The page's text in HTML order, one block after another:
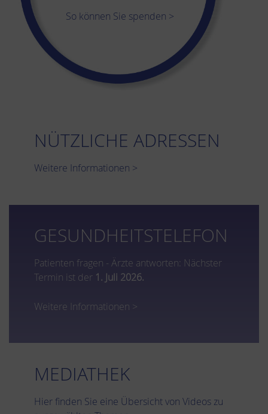
So können Sie spenden >
NÜTZLICHE ADRESSEN
Weitere Informationen >
GESUNDHEITSTELEFON
Patienten fragen - Ärzte antworten: Nächster
Termin ist der 1. Juli 2026.
Weitere Informationen >
MEDIATHEK
Hier finden Sie eine Übersicht von Videos zu